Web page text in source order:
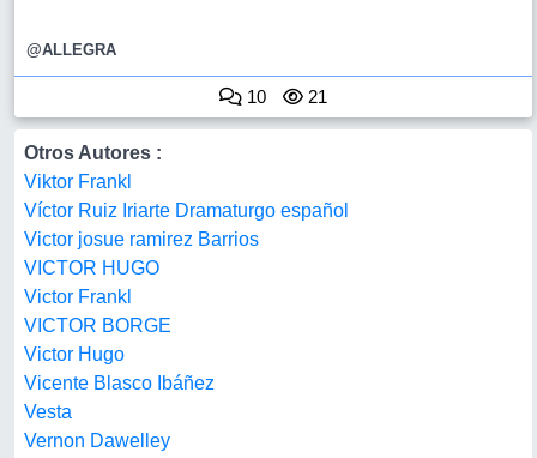
@ALLEGRA
10 21
Otros Autores :
Viktor Frankl
Víctor Ruiz Iriarte Dramaturgo español
Victor josue ramirez Barrios
VICTOR HUGO
Victor Frankl
VICTOR BORGE
Victor Hugo
Vicente Blasco Ibáñez
Vesta
Vernon Dawelley